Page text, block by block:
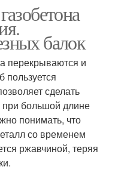
балок
перекрываются и
пользуется
сделать
большой длине
понимать, что
со временем
ржавчиной, теряя